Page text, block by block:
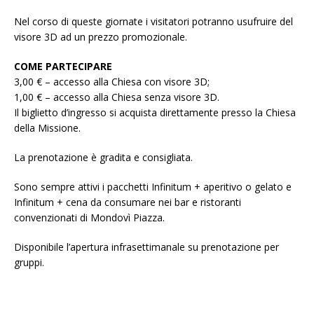
Nel corso di queste giornate i visitatori potranno usufruire del
visore 3D ad un prezzo promozionale.
COME PARTECIPARE
3,00 € – accesso alla Chiesa con visore 3D;
1,00 € – accesso alla Chiesa senza visore 3D.
Il biglietto d’ingresso si acquista direttamente presso la Chiesa
della Missione.
La prenotazione è gradita e consigliata.
Sono sempre attivi i pacchetti Infinitum + aperitivo o gelato e
Infinitum + cena da consumare nei bar e ristoranti
convenzionati di Mondovì Piazza.
Disponibile l’apertura infrasettimanale su prenotazione per
gruppi.